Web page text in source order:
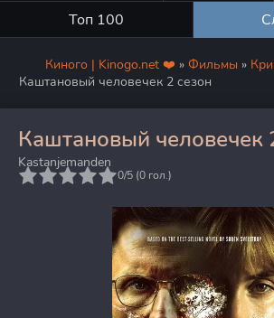
Топ 100
Киного | Kinogo.net ❤️ » Фильмы »
Каштановый человечек 2 сезон
Каштановый человечек
Kastanjemanden
0/5 (0 гол.)